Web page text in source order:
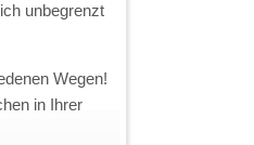
unbegrenzt
Wegen!
in Ihrer